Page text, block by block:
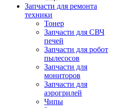
Запчасти для ремонта
техники
Тонер
Запчасти для СВЧ
печей
Запчасти для робот
пылесосов
Запчасти для
мониторов
Запчасти для
аэрогрилей
Чипы